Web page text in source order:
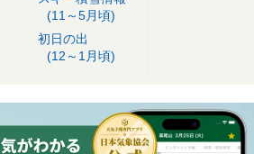
(11～5月頃)
初日の出
(12～1月頃)